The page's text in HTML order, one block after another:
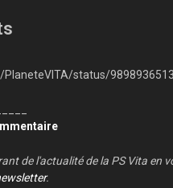
status/
de l'actualité de la PS Vita en
.